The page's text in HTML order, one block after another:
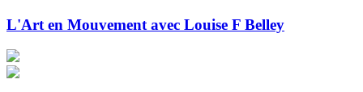
L'Art en Mouvement avec Louise F Belley